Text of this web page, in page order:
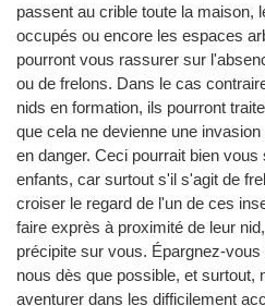
passent au crible toute la maison,
occupés ou encore les espaces
pourront vous rassurer sur
ou de frelons. Dans le cas
nids en formation, ils pourront
que cela ne devienne une
en danger. Ceci pourrait bien
enfants, car surtout s'il s'agit de
croiser le regard de l'un de ces
faire exprès à proximité de leur
précipite sur vous. Épargnez-
nous dès que possible, et surtout,
aventurer dans les difficilement